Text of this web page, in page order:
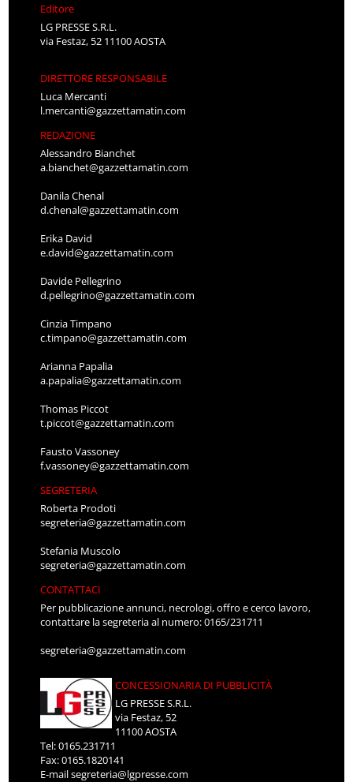
Editore
LG PRESSE S.R.L.
via Festaz, 52 11100 AOSTA
DIRETTORE RESPONSABILE
Luca Mercanti
l.mercanti@gazzettamatin.com
REDAZIONE
Alessandro Bianchet
a.bianchet@gazzettamatin.com
Danila Chenal
d.chenal@gazzettamatin.com
Erika David
e.david@gazzettamatin.com
Davide Pellegrino
d.pellegrino@gazzettamatin.com
Cinzia Timpano
c.timpano@gazzettamatin.com
Arianna Papalia
a.papalia@gazzettamatin.com
Thomas Piccot
t.piccot@gazzettamatin.com
Fausto Vassoney
f.vassoney@gazzettamatin.com
SEGRETERIA
Roberta Prodoti
segreteria@gazzettamatin.com
Stefania Muscolo
segreteria@gazzettamatin.com
CONTATTACI
Per pubblicazione annunci, necrologi, offro e cerco lavoro,
contattare la segreteria al numero: 0165/231711
segreteria@gazzettamatin.com
CONCESSIONARIA DI PUBBLICITÀ
LG PRESSE S.R.L.
via Festaz, 52
11100 AOSTA
Tel: 0165.231711
Fax: 0165.1820141
E-mailsegreteria@lgpresse.com